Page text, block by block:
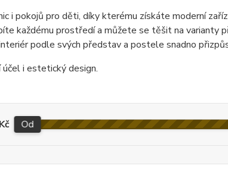
i pokojů pro děti, díky kterému získáte moderní
každému prostředí a můžete se těšit na varianty
podle svých představ a postele snadno
i estetický design.
Kč Od